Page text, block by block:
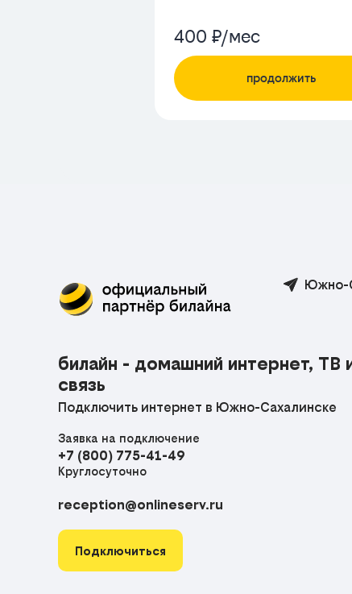
Южно-
билайн - домашний интернет, ТВ
связь
Подключить интернет в Южно-Сахалинске
Заявка на подключение
+7 (800) 775-41-49
Круглосуточно
reception@onlineserv.ru
Подключиться